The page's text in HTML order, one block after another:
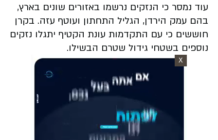
עוד נמסר כי הנזקים נרשמו באזורים שונים בארץ,
בהם עמק הירדן, הגליל התחתון ועוטף עזה. בקרן
חוששים כי עם התקדמות עונת הקטיף יתגלו נזקים
נוספים בשטחי גידול שטרם הבשילו.
X